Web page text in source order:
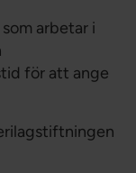
arbetar i
för att ange